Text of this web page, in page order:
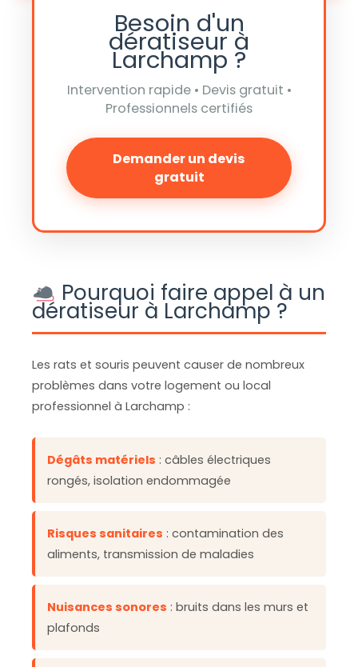
Besoin d'un
dératiseur à
Larchamp ?
Intervention rapide • Devis gratuit •
Professionnels certifiés
Demander un devis
gratuit
Pourquoi faire appel à un
dératiseur à Larchamp ?
Les rats et souris peuvent causer de nombreux
problèmes dans votre logement ou local
professionnel à Larchamp :
Dégâts matériels : câbles électriques
rongés, isolation endommagée
Risques sanitaires : contamination des
aliments, transmission de maladies
Nuisances sonores : bruits dans les murs et
plafonds